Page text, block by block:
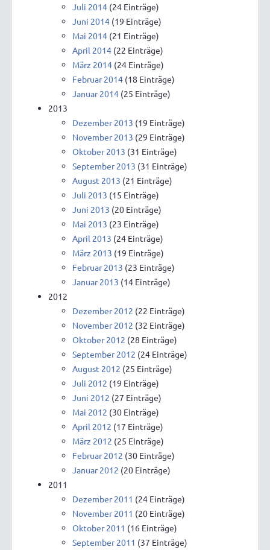
Juli 2014 (24 Einträge)
Juni 2014 (19 Einträge)
Mai 2014 (21 Einträge)
April 2014 (22 Einträge)
März 2014 (24 Einträge)
Februar 2014 (18 Einträge)
Januar 2014 (25 Einträge)
2013
Dezember 2013 (19 Einträge)
November 2013 (29 Einträge)
Oktober 2013 (31 Einträge)
September 2013 (31 Einträge)
August 2013 (21 Einträge)
Juli 2013 (15 Einträge)
Juni 2013 (20 Einträge)
Mai 2013 (23 Einträge)
April 2013 (24 Einträge)
März 2013 (19 Einträge)
Februar 2013 (23 Einträge)
Januar 2013 (14 Einträge)
2012
Dezember 2012 (22 Einträge)
November 2012 (32 Einträge)
Oktober 2012 (28 Einträge)
September 2012 (24 Einträge)
August 2012 (25 Einträge)
Juli 2012 (19 Einträge)
Juni 2012 (27 Einträge)
Mai 2012 (30 Einträge)
April 2012 (17 Einträge)
März 2012 (25 Einträge)
Februar 2012 (30 Einträge)
Januar 2012 (20 Einträge)
2011
Dezember 2011 (24 Einträge)
November 2011 (20 Einträge)
Oktober 2011 (16 Einträge)
September 2011 (37 Einträge)